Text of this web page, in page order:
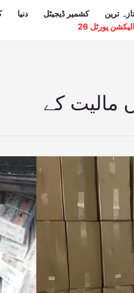
تازہ ترین کشمیر ڈیجیٹل دنیا
الیکشن پورٹل 26
مالیت کے